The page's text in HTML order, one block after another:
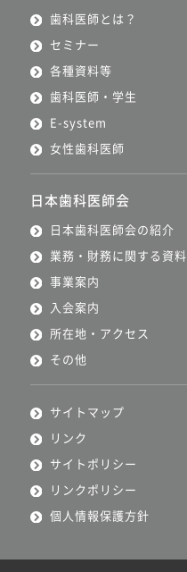
歯科医師とは？
セミナー
各種資料等
歯科医師・学生
E-system
女性歯科医師
日本歯科医師会
日本歯科医師会の紹介
業務・財務に関する資料
事業案内
入会案内
所在地・アクセス
その他
サイトマップ
リンク
サイトポリシー
リンクポリシー
個人情報保護方針